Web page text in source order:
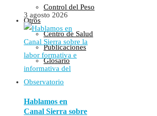
Control del Peso
Otros
Centro de Salud
Publicaciones
Glosario
3 agosto 2026
Hablamos en
Canal Sierra sobre